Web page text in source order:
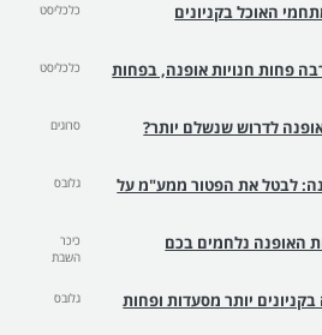
האוכל בקניונים כלכליסט
ל־2017: הרבה פחות חנויות אופנה, בפחות
כלכליסט
לדרוש שנשלם יותר? סרוגים
לבטל את הפטור ממע"מ על
גלובס
האופנה נלחמים בכם
כיכר
השבת
בקניונים יותר מסעדות ופחות
גלובס